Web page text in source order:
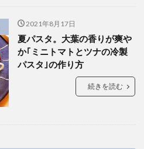
2021年8月17日
夏パスタ。大葉の香りが爽や
か｢ミニトマトとツナの冷製
パスタ｣の作り方
続きを読む